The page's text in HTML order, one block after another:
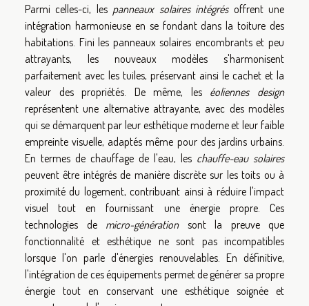
Parmi celles-ci, les panneaux solaires intégrésoffrent une
intégration harmonieuse en se fondant dans la toiture des
habitations. Fini les panneaux solaires encombrants et peu
attrayants, les nouveaux modèles s'harmonisent
parfaitement avec les tuiles, préservant ainsi le cachet et la
valeur des propriétés. De même, les éoliennes design
représentent une alternative attrayante, avec des modèles
qui se démarquent par leur esthétique moderne et leur faible
empreinte visuelle, adaptés même pour des jardins urbains.
En termes de chauffage de l'eau, les chauffe-eau solaires
peuvent être intégrés de manière discrète sur les toits ou à
proximité du logement, contribuant ainsi à réduire l'impact
visuel tout en fournissant une énergie propre. Ces
technologies de micro-générationsont la preuve que
fonctionnalité et esthétique ne sont pas incompatibles
lorsque l'on parle d'énergies renouvelables. En définitive,
l'intégration de ces équipements permet de générer sa propre
énergie tout en conservant une esthétique soignée et